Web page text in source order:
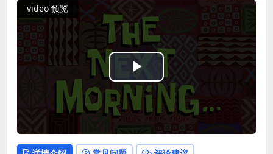
video 预览
Play
Video